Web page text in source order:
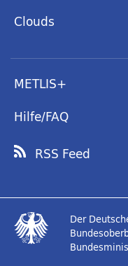
Clouds
METLIS+
Hilfe/FAQ
RSS Feed
Der